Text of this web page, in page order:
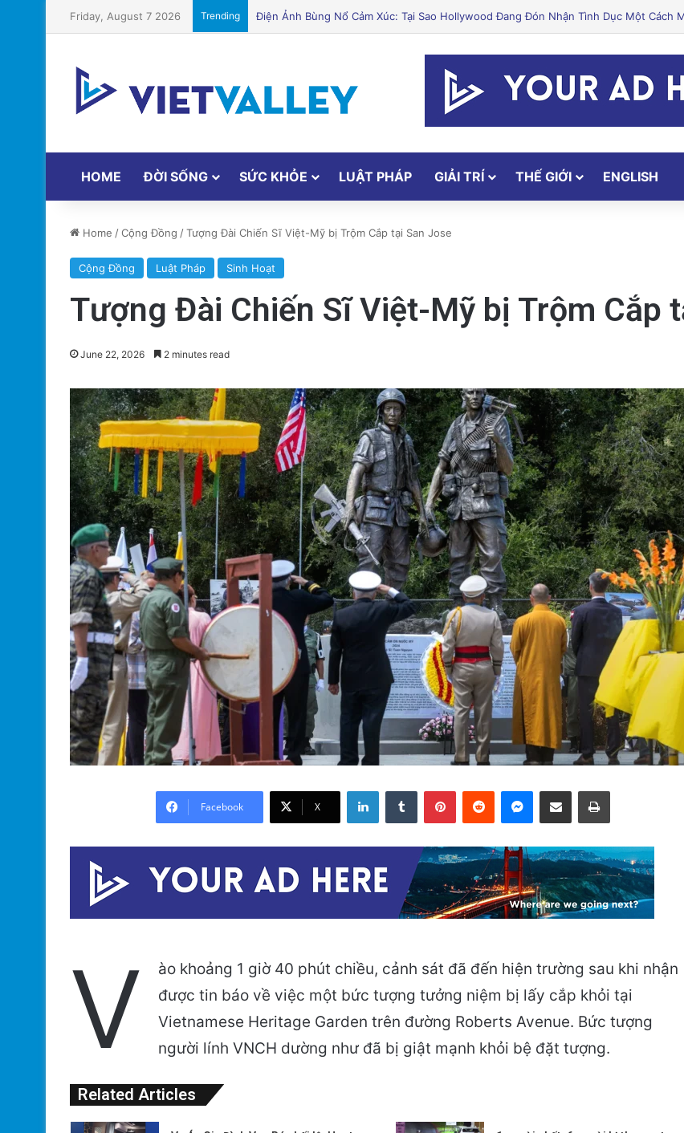
Friday, August 7 2026 Trending Puerto Rico Bắt Đầu Cắt Giảm Nước Giữa Cuộc Khủng Hoảng Hạn Hán: “Thật Khắc
HOME ĐỜI SỐNG SỨC KHỎE LUẬT PHÁP GIẢI TRÍ THẾ GIỚI ENGLISH
Home /Cộng Đồng /Tượng Đài Chiến Sĩ Việt-Mỹ bị Trộm Cắp tại San Jose
Cộng Đồng Luật Pháp Sinh Hoạt
Tượng Đài Chiến Sĩ Việt-Mỹ bị Trộm Cắp
June 22, 2026 2 minutes read
Facebook X
LinkedInTumblr PinterestReddit Messenger
Share via Email Print
V
ào khoảng 1 giờ 40 phút chiều, cảnh sát đã đến hiện trường sau khi nhận
được tin báo về việc một bức tượng tưởng niệm bị lấy cắp khỏi tại
Vietnamese Heritage Garden trên đường Roberts Avenue. Bức tượng
người lính VNCH dường như đã bị giật mạnh khỏi bệ đặt tượng.
Related Articles